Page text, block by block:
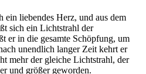
ein liebendes Herz, und aus dem
sich ein Lichtstrahl der
er in die gesamte Schöpfung, um
unendlich langer Zeit kehrt er
mehr der gleiche Lichtstrahl, der
und größer geworden.